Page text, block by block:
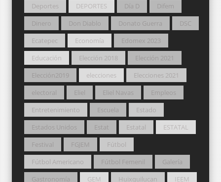
Deportes
DEPORTES Día D
Difem
Dinero
Don Diablo Donato Guerra
DSC
Ecatepec
Economía
Edomex 2023
Educación
Elección 2018
Elección 2021
Elección2019
elecciones
Elecciones 2021
electoral
Eliel Eliel Navas
Empleos
Entretenimiento
Escuela
Estado
Estados Unidos
Estat Estatal
ESTATAL
Festival
FGJEM
Fútbol
Fútbol Americano
Fútbol Femenil
Galería
Gastronomía
GEM Huixquilucan
IEEM